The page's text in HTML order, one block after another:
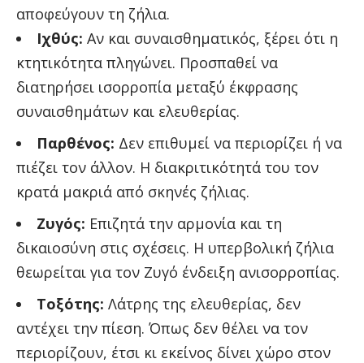
αποφεύγουν τη ζήλια.
Ιχθύς: Αν και συναισθηματικός, ξέρει ότι η
κτητικότητα πληγώνει. Προσπαθεί να
διατηρήσει ισορροπία μεταξύ έκφρασης
συναισθημάτων και ελευθερίας.
Παρθένος: Δεν επιθυμεί να περιορίζει ή να
πιέζει τον άλλον. Η διακριτικότητά του τον
κρατά μακριά από σκηνές ζήλιας.
Ζυγός: Επιζητά την αρμονία και τη
δικαιοσύνη στις σχέσεις. Η υπερβολική ζήλια
θεωρείται για τον Ζυγό ένδειξη ανισορροπίας.
Τοξότης: Λάτρης της ελευθερίας, δεν
αντέχει την πίεση. Όπως δεν θέλει να τον
περιορίζουν, έτσι κι εκείνος δίνει χώρο στον